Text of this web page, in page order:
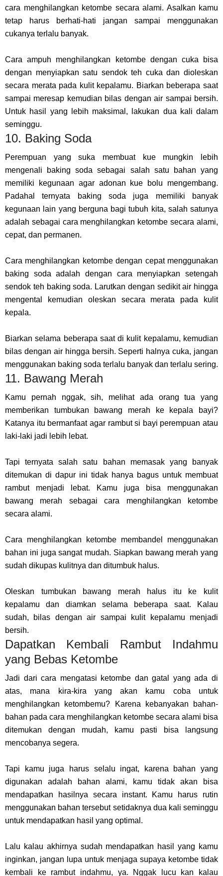
cara menghilangkan ketombe secara alami. Asalkan kamu
tetap harus berhati-hati jangan sampai menggunakan
cukanya terlalu banyak.
Cara ampuh menghilangkan ketombe dengan cuka bisa
dengan menyiapkan satu sendok teh cuka dan dioleskan
secara merata pada kulit kepalamu. Biarkan beberapa saat
sampai meresap kemudian bilas dengan air sampai bersih.
Untuk hasil yang lebih maksimal, lakukan dua kali dalam
seminggu.
10. Baking Soda
Perempuan yang suka membuat kue mungkin lebih
mengenali baking soda sebagai salah satu bahan yang
memiliki kegunaan agar adonan kue bolu mengembang.
Padahal ternyata baking soda juga memiliki banyak
kegunaan lain yang berguna bagi tubuh kita, salah satunya
adalah sebagai cara menghilangkan ketombe secara alami,
cepat, dan permanen.
Cara menghilangkan ketombe dengan cepat menggunakan
baking soda adalah dengan cara menyiapkan setengah
sendok teh baking soda. Larutkan dengan sedikit air hingga
mengental kemudian oleskan secara merata pada kulit
kepala.
Biarkan selama beberapa saat di kulit kepalamu, kemudian
bilas dengan air hingga bersih. Seperti halnya cuka, jangan
menggunakan baking soda terlalu banyak dan terlalu sering.
11. Bawang Merah
Kamu pernah nggak, sih, melihat ada orang tua yang
memberikan tumbukan bawang merah ke kepala bayi?
Katanya itu bermanfaat agar rambut si bayi perempuan atau
laki-laki jadi lebih lebat.
Tapi ternyata salah satu bahan memasak yang banyak
ditemukan di dapur ini tidak hanya bagus untuk membuat
rambut menjadi lebat. Kamu juga bisa menggunakan
bawang merah sebagai cara menghilangkan ketombe
secara alami.
Cara menghilangkan ketombe membandel menggunakan
bahan ini juga sangat mudah. Siapkan bawang merah yang
sudah dikupas kulitnya dan ditumbuk halus.
Oleskan tumbukan bawang merah halus itu ke kulit
kepalamu dan diamkan selama beberapa saat. Kalau
sudah, bilas dengan air sampai kulit kepalamu menjadi
bersih.
Dapatkan Kembali Rambut Indahmu
yang Bebas Ketombe
Jadi dari cara mengatasi ketombe dan gatal yang ada di
atas, mana kira-kira yang akan kamu coba untuk
menghilangkan ketombemu? Karena kebanyakan bahan-
bahan pada cara menghilangkan ketombe secara alami bisa
ditemukan dengan mudah, kamu pasti bisa langsung
mencobanya segera.
Tapi kamu juga harus selalu ingat, karena bahan yang
digunakan adalah bahan alami, kamu tidak akan bisa
mendapatkan hasilnya secara instant. Kamu harus rutin
menggunakan bahan tersebut setidaknya dua kali seminggu
untuk mendapatkan hasil yang optimal.
Lalu kalau akhirnya sudah mendapatkan hasil yang kamu
inginkan, jangan lupa untuk menjaga supaya ketombe tidak
kembali ke rambut indahmu, ya. Nggak lucu kan kalau